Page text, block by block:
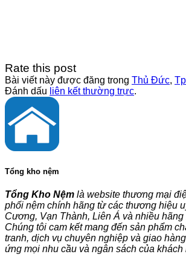
Rate this post
Bài viết này được đăng trong Thủ Đức,
Đánh dấu liên kết thường trực.
Tổng kho nệm
Tổng Kho Nệm là website thương mại
phối nệm chính hãng từ các thương hiệu
Cương, Vạn Thành, Liên Á và nhiều hãng
Chúng tôi cam kết mang đến sản phẩm
tranh, dịch vụ chuyên nghiệp và giao
ứng mọi nhu cầu và ngân sách của khách